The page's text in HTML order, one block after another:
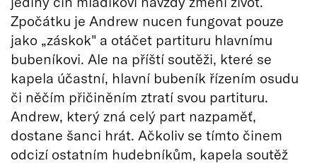
Zpočátku je Andrew nucen fungovat pouze
jako „záskok" a otáčet partituru hlavnímu
bubeníkovi. Ale na příští soutěži, které se
kapela účastní, hlavní bubeník řízením osudu
či něčím přičiněním ztratí svou partituru.
Andrew, který zná celý part nazpaměť,
dostane šanci hrát. Ačkoliv se tímto činem
odcizí ostatním hudebníkům, kapela soutěž